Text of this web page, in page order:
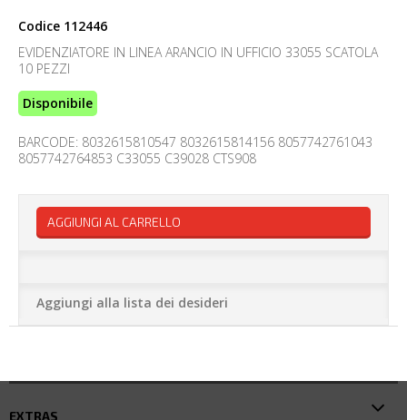
Codice 112446
EVIDENZIATORE IN LINEA ARANCIO IN UFFICIO 33055 SCATOLA
10 PEZZI
Disponibile
BARCODE: 8032615810547 8032615814156 8057742761043
8057742764853 C33055 C39028 CTS908
AGGIUNGI AL CARRELLO
Aggiungi alla lista dei desideri
EXTRAS